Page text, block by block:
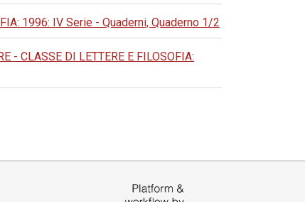
1996: IV Serie - Quaderni, Quaderno 1/2
- CLASSE DI LETTERE E FILOSOFIA: